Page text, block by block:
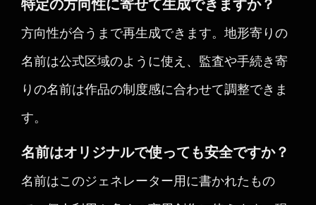
特定の方向性に寄せて生成できますか？
方向性が合うまで再生成できます。地形寄りの
名前は公式区域のように使え、監査や手続き寄
りの名前は作品の制度感に合わせて調整できま
す。
名前はオリジナルで使っても安全ですか？
名前はこのジェネレーター用に書かれたもの